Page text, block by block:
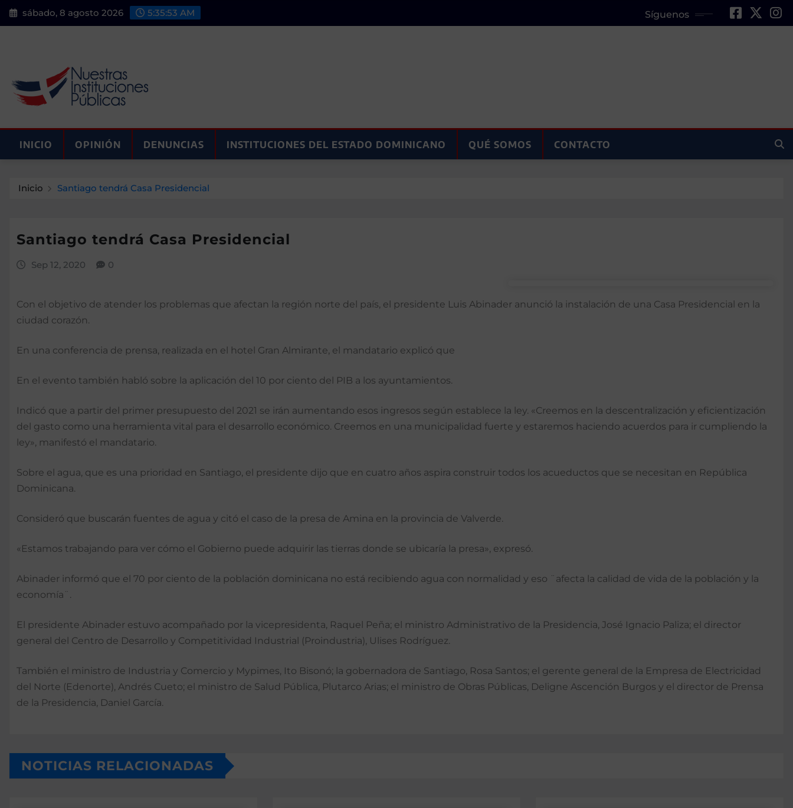
Saltar
al
sábado, 8 agosto 2026 5:35:54 AM Síguenos
INICIO OPINIÓN DENUNCIAS INSTITUCIONES DEL ESTADO DOMINICANO QUÉ SOMOS CONTACTO
Inicio Santiago tendrá Casa Presidencial
Santiago tendrá Casa Presidencial
Sep 12, 2020 0
Con el objetivo de atender los problemas que afectan la región norte del país, el presidente Luis Abinader anunció la instalación de una Casa Presidencial en la
ciudad corazón.
En una conferencia de prensa, realizada en el hotel Gran Almirante, el mandatario explicó que
En el evento también habló sobre la aplicación del 10 por ciento del PIB a los ayuntamientos.
Indicó que a partir del primer presupuesto del 2021 se irán aumentando esos ingresos según establece la ley. «Creemos en la descentralización y eficientización
del gasto como una herramienta vital para el desarrollo económico. Creemos en una municipalidad fuerte y estaremos haciendo acuerdos para ir cumpliendo la
ley», manifestó el mandatario.
Sobre el agua, que es una prioridad en Santiago, el presidente dijo que en cuatro años aspira construir todos los acueductos que se necesitan en República
Dominicana.
Consideró que buscarán fuentes de agua y citó el caso de la presa de Amina en la provincia de Valverde.
«Estamos trabajando para ver cómo el Gobierno puede adquirir las tierras donde se ubicaría la presa», expresó.
Abinader informó que el 70 por ciento de la población dominicana no está recibiendo agua con normalidad y eso ¨afecta la calidad de vida de la población y la
economía¨.
El presidente Abinader estuvo acompañado por la vicepresidenta, Raquel Peña; el ministro Administrativo de la Presidencia, José Ignacio Paliza; el director
general del Centro de Desarrollo y Competitividad Industrial (Proindustria), Ulises Rodríguez.
También el ministro de Industria y Comercio y Mypimes, Ito Bisonó; la gobernadora de Santiago, Rosa Santos; el gerente general de la Empresa de Electricidad
del Norte (Edenorte), Andrés Cueto; el ministro de Salud Pública, Plutarco Arias; el ministro de Obras Públicas, Deligne Ascención Burgos y el director de Prensa
de la Presidencia, Daniel García.
NOTICIAS RELACIONADAS